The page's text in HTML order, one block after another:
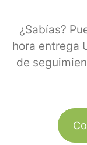
¿Sabías?
hora entrega
de